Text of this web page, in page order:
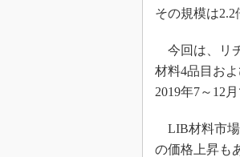
その規模は2.2
今回は、リ
材料4品目お
2019年7～12月
LIB材料市場
の価格上昇も